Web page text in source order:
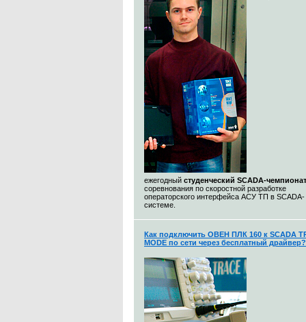
ежегодный студенческий SCADA-
соревнования по скоростной разработке
операторского интерфейса АСУ ТП в SCADA-
системе.
Как подключить ОВЕН ПЛК 160 к SCADA
MODE по сети через бесплатный драйвер?